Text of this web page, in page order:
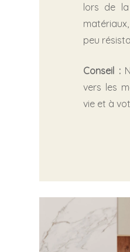
lors de la
peu
Conseil :
vers les
vie et à